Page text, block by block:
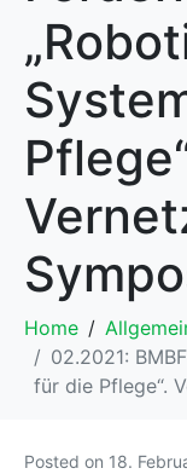
Home
02.2021:
für die Pflege“.
Posted on 18.